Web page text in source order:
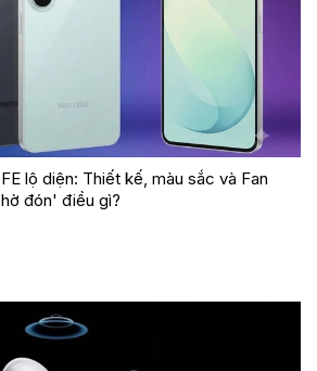
lộ diện: Thiết kế, màu sắc và Fan
đón' điều gì?